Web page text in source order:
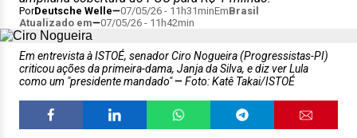
PorDeutsche Welle 07/05/26 - 11h31minEmBrasil
Atualizado em
07/05/26 - 11h42min
Em entrevista à ISTOÉ, senador Ciro Nogueira (Progressistas-PI)
criticou ações da primeira-dama, Janja da Silva, e diz ver Lula
como um "presidente mandado"
Foto: Katê Takai/ISTOÉ